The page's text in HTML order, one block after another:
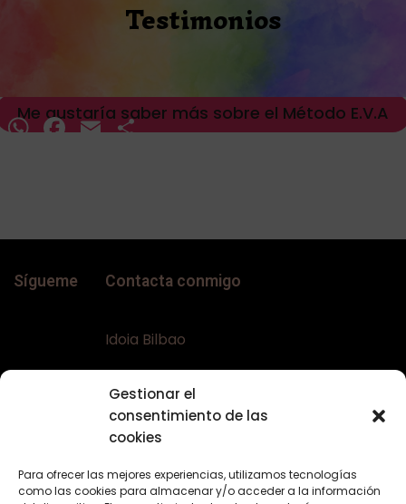
Gestionar el
consentimiento de las
cookies
Para ofrecer las mejores experiencias, utilizamos tecnologías
como las cookies para almacenar y/o acceder a la información
Me gustaría saber más sobre el Método E.V.A
Testimonios
WhatsApp
Facebook
Email
Compartir
Sígueme Contacta conmigo
Idoia Bilbao
Teléfono:+34 617644453
Email:bellaconalopecia@gmail.com
Web:
Textos Legales